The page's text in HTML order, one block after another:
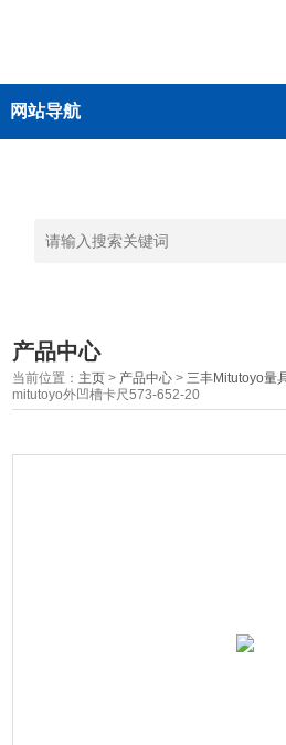
网站导航
产品中心
当前位置： 主页 > 产品中心 >三丰Mitutoyo量
mitutoyo外凹槽卡尺573-652-20